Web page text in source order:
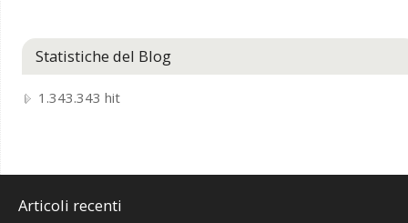
Statistiche del Blog
1.343.343 hit
Articoli recenti